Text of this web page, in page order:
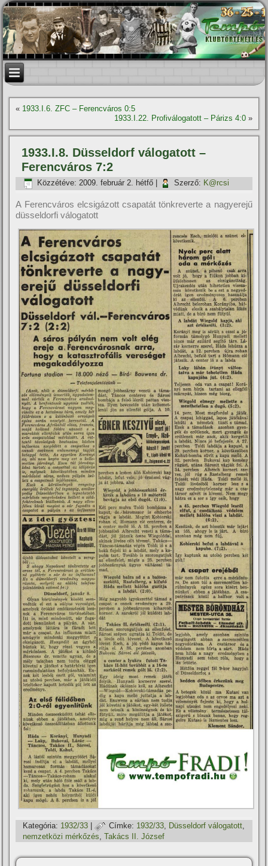
« 1933.I.6. ZFC – Ferencváros 0:5
1933.I.22. Profiválogatott – Párizs 4:0»
1933.I.8. Düsseldorf válogatott –
Ferencváros 7:2
Közzétéve: 2009. február 2. hétfő Szerző: K@rcsi
A Ferencváros elcsigázott csapatát tönkreverte a nagyerejű
düsseldorfi válogatott
Kategória: 1932/33 | Címke: 1932/33, Düsseldorf válogatott,
nemzetközi mérkőzés ,Takács II. József